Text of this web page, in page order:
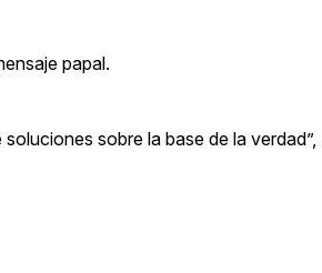
papal.
sobre la base de la verdad”,